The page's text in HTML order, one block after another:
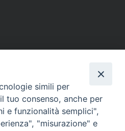
DI ALBANO
- Fax.: 06.9323844
simili per
tuo consenso, anche per
e funzionalità semplici",
"misurazione" e